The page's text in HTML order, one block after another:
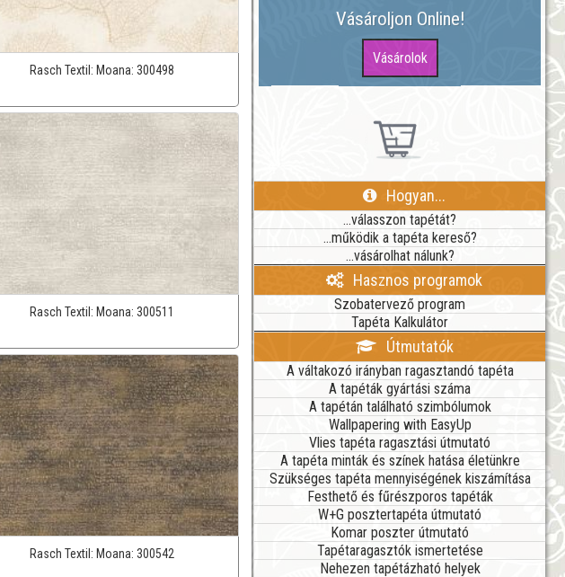
Rasch Textil:Moana:300498
Rasch Textil: Moana:300511
Rasch Textil: Moana:300542
Vásároljon Online!
Hogyan...
...válasszon tapétát?
...működik a tapéta kereső?
...vásárolhat nálunk?
Hasznos programok
Szobatervező program
Tapéta Kalkulátor
Útmutatók
A váltakozó irányban ragasztandó tapéta
A tapéták gyártási száma
A tapétán található szimbólumok
Wallpapering with EasyUp
Vlies tapéta ragasztási útmutató
A tapéta minták és színek hatása életünkre
Szükséges tapéta mennyiségének kiszámítása
Festhető és fűrészporos tapéták
W+G posztertapéta útmutató
Komar poszter útmutató
Tapétaragasztók ismertetése
Nehezen tapétázható helyek